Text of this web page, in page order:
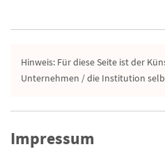
Hinweis: Für diese Seite ist der
Unternehmen / die Institution
Impressum